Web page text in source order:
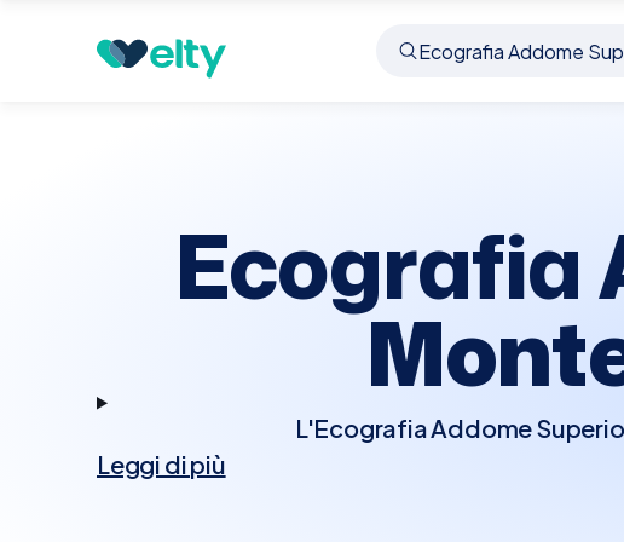
Prenota visita Ecografia Addome Superiore Monte
Ecografia
L'Ecografia Addome
Leggi di più